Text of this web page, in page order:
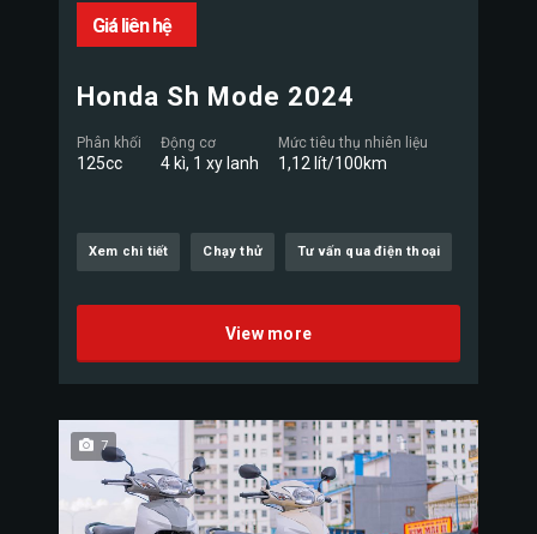
Giá liên hệ
Honda Sh Mode 2024
Phân khối
125cc
Động cơ
4 kì, 1 xy lanh
Mức tiêu thụ nhiên liệu
1,12 lít/100km
Xem chi tiết Chạy thử Tư vấn qua điện thoại
View more
7